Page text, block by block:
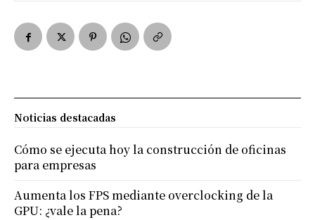
Noticias destacadas
Cómo se ejecuta hoy la construcción de oficinas
para empresas
Aumenta los FPS mediante overclocking de la
GPU: ¿vale la pena?